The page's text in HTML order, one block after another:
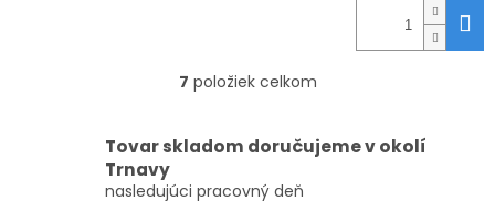
O
á
a
7 položiek celkom
Tovar skladom doručujeme v okolí
Trnavy
nasledujúci pracovný deň